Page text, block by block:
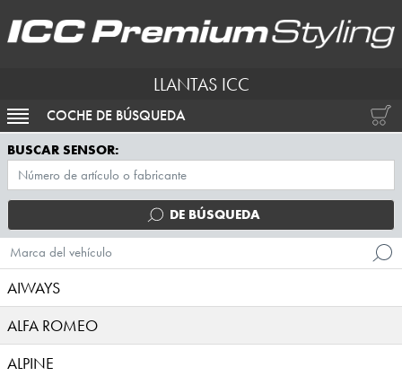
LLANTAS ICC
ACTIVAR NAVEGACIÓN
COCHE DE BÚSQUEDA
BUSCAR SENSOR:
DE BÚSQUEDA
Marca del vehículo
AIWAYS
ALFA ROMEO
ALPINE